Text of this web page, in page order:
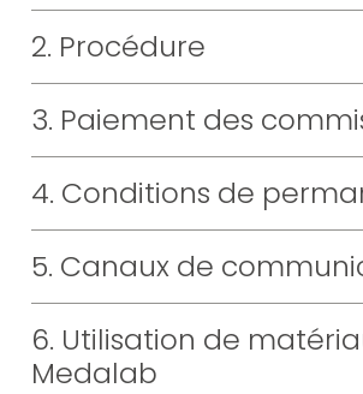
Découvrez Biotrohn®
Mon compte
NOUVEAU
FR
ES
EN DE
2. Procédure
3. Paiement des
4. Conditions de
5. Canaux de
6. Utilisation de
Medalab